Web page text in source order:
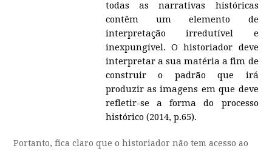
todas as narrativas históricas
contêm um elemento de
interpretação irredutível e
inexpungível. O historiador deve
interpretar a sua matéria a fim de
construir o padrão que irá
produzir as imagens em que deve
refletir-se a forma do processo
histórico (2014, p.65).
Portanto, fica claro que o historiador não tem acesso ao